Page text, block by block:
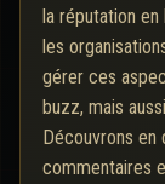
la réputation
les
gérer ces
buzz, mais
Découvrons
commentaires